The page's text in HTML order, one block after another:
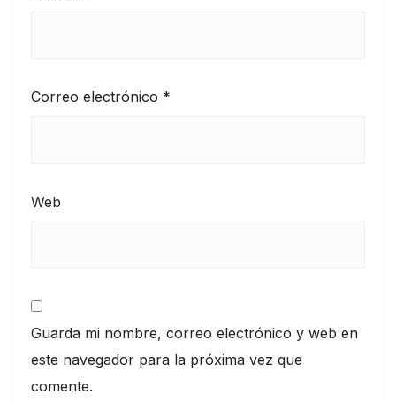
Correo electrónico *
Web
Guarda mi nombre, correo electrónico y web en
este navegador para la próxima vez que
comente.